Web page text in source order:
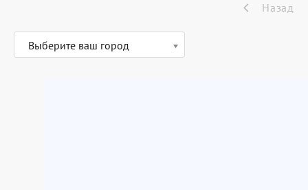
Женская коллекция
Назад
Выберите ваш город